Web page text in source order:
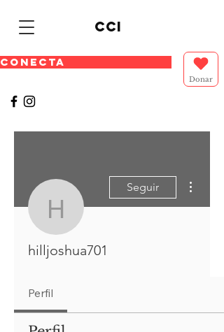
cci
CONECTA
Donar
hilljoshua701
Seguir
hilljoshua701
Perfil